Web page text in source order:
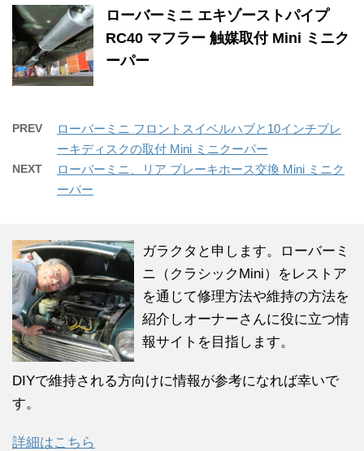
ローバーミニ エキゾーストパイプ
RC40 マフラー 触媒取付 Mini ミニク
ーパー
PREV
ローバーミニ フロントスイベルハブと10インチブレ
ーキディスクの取付 Mini ミニクーパー
NEXT
ローバーミニ、リア ブレーキホース交換 Mini ミニク
ーパー
ガラクタと申します。ローバーミ
ニ（クラシックMini）をレストア
を通じて修理方法や維持の方法を
紹介しオーナーさんに役に立つ情
報サイトを目指します。
DIYで維持される方向けに情報が参考になれば幸いで
す。
詳細はこちら